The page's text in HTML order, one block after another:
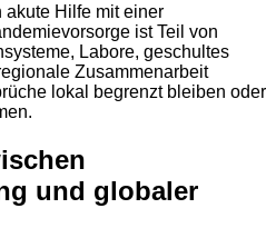
akute Hilfe mit einer
ist Teil von
Labore, geschultes
Zusammenarbeit
lokal begrenzt bleiben oder
und globaler